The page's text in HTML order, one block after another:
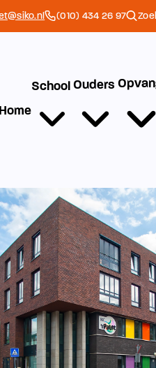
(010) 434 26 97
Home
School Ouders